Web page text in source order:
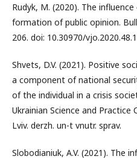
Rudyk, M. (2020). The
formation of public opinion.
206. doi: 10.30970/
Shvets, D.V. (2021). Positive
a component of national
of the individual in a crisis
Ukrainian Science and Practice
Lviv. derzh. un-t vnutr. sprav.
Slobodianiuk, A.V. (2021). The